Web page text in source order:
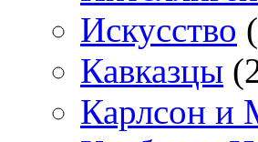
Искусство
Кавказцы
Карлсон